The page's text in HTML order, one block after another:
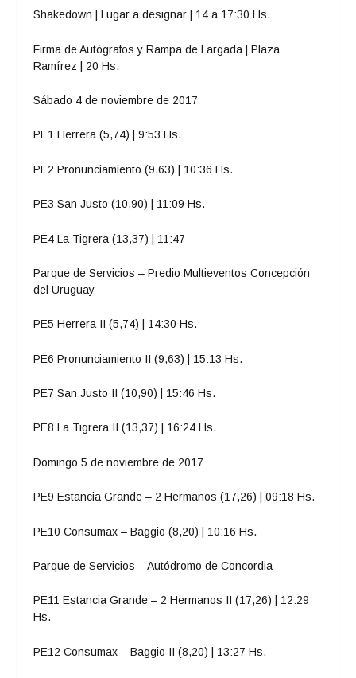
Shakedown | Lugar a designar | 14 a 17:30 Hs.
Firma de Autógrafos y Rampa de Largada | Plaza
Ramírez | 20 Hs.
Sábado 4 de noviembre de 2017
PE1 Herrera (5,74) | 9:53 Hs.
PE2 Pronunciamiento (9,63) | 10:36 Hs.
PE3 San Justo (10,90) | 11:09 Hs.
PE4 La Tigrera (13,37) | 11:47
Parque de Servicios – Predio Multieventos Concepción
del Uruguay
PE5 Herrera II (5,74) | 14:30 Hs.
PE6 Pronunciamiento II (9,63) | 15:13 Hs.
PE7 San Justo II (10,90) | 15:46 Hs.
PE8 La Tigrera II (13,37) | 16:24 Hs.
Domingo 5 de noviembre de 2017
PE9 Estancia Grande – 2 Hermanos (17,26) | 09:18 Hs.
PE10 Consumax – Baggio (8,20) | 10:16 Hs.
Parque de Servicios – Autódromo de Concordia
PE11 Estancia Grande – 2 Hermanos II (17,26) | 12:29
Hs.
PE12 Consumax – Baggio II (8,20) | 13:27 Hs.